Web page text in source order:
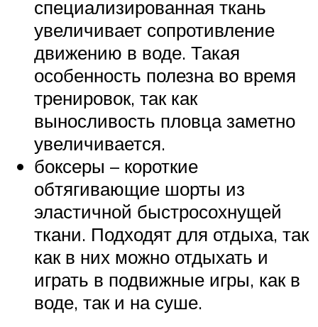
специализированная ткань
увеличивает сопротивление
движению в воде. Такая
особенность полезна во время
тренировок, так как
выносливость пловца заметно
увеличивается.
боксеры – короткие
обтягивающие шорты из
эластичной быстросохнущей
ткани. Подходят для отдыха, так
как в них можно отдыхать и
играть в подвижные игры, как в
воде, так и на суше.